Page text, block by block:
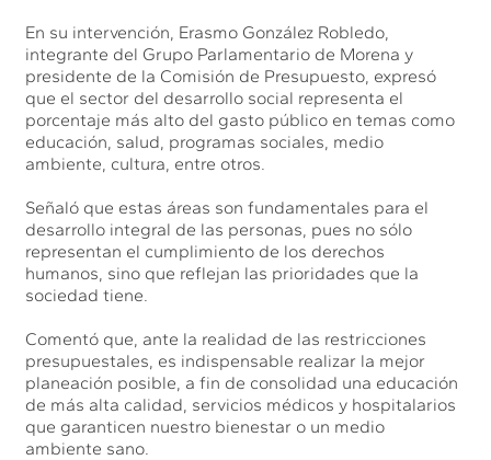
En su intervención, Erasmo González Robledo,
integrante del Grupo Parlamentario de Morena y
presidente de la Comisión de Presupuesto, expresó
que el sector del desarrollo social representa el
porcentaje más alto del gasto público en temas como
educación, salud, programas sociales, medio
ambiente, cultura, entre otros.
Señaló que estas áreas son fundamentales para el
desarrollo integral de las personas, pues no sólo
representan el cumplimiento de los derechos
humanos, sino que reflejan las prioridades que la
sociedad tiene.
Comentó que, ante la realidad de las restricciones
presupuestales, es indispensable realizar la mejor
planeación posible, a fin de consolidad una educación
de más alta calidad, servicios médicos y hospitalarios
que garanticen nuestro bienestar o un medio
ambiente sano.